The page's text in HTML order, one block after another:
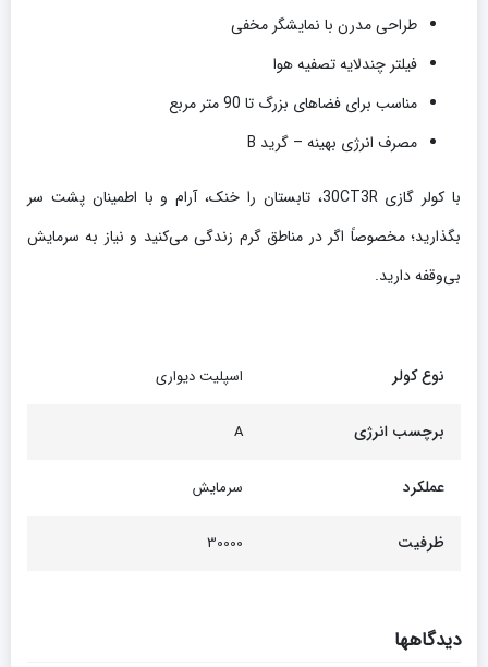
طراحی مدرن با نمایشگر مخفی
فیلتر چندلایه تصفیه هوا
مناسب برای فضاهای بزرگ تا 90 متر مربع
مصرف انرژی بهینه – گرید B
با کولر گازی 30CT3R، تابستان را خنک، آرام و با اطمینان پشت سر
بگذارید؛ مخصوصاً اگر در مناطق گرم زندگی می‌کنید و نیاز به سرمایش
بی‌وقفه دارید.
نوع کولر اسپلیت دیواری
برچسب انرژی A
عملکرد سرمایش
ظرفیت 30000
دیدگاهها